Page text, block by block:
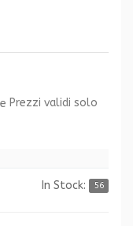
Prezzi validi solo
In Stock: 56